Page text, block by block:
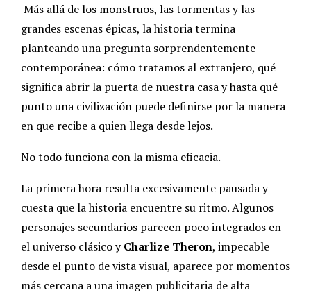
Más allá de los monstruos, las tormentas y las
grandes escenas épicas, la historia termina
planteando una pregunta sorprendentemente
contemporánea: cómo tratamos al extranjero, qué
significa abrir la puerta de nuestra casa y hasta qué
punto una civilización puede definirse por la manera
en que recibe a quien llega desde lejos.
No todo funciona con la misma eficacia.
La primera hora resulta excesivamente pausada y
cuesta que la historia encuentre su ritmo. Algunos
personajes secundarios parecen poco integrados en
el universo clásico yCharlize Theron, impecable
desde el punto de vista visual, aparece por momentos
más cercana a una imagen publicitaria de alta